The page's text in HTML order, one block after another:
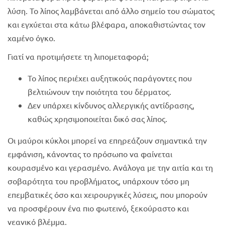
λύση. Το λίπος λαμβάνεται από άλλο σημείο του σώματος
και εγχύεται στα κάτω βλέφαρα, αποκαθιστώντας τον
χαμένο όγκο.
Γιατί να προτιμήσετε τη λιπομεταφορά;
Το λίπος περιέχει αυξητικούς παράγοντες που
βελτιώνουν την ποιότητα του δέρματος.
Δεν υπάρχει κίνδυνος αλλεργικής αντίδρασης,
καθώς χρησιμοποιείται δικό σας λίπος.
Οι μαύροι κύκλοι μπορεί να επηρεάζουν σημαντικά την
εμφάνιση, κάνοντας το πρόσωπο να φαίνεται
κουρασμένο και γερασμένο. Ανάλογα με την αιτία και τη
σοβαρότητα του προβλήματος, υπάρχουν τόσο μη
επεμβατικές όσο και χειρουργικές λύσεις, που μπορούν
να προσφέρουν ένα πιο φωτεινό, ξεκούραστο και
νεανικό βλέμμα.